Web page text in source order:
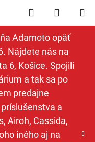
Adamoto opäť
Nájdete nás na
6, Košice. Spojili
a tak sa po
predajne
a
Airoh, Cassida,
iného aj na
Hľadať
KOŠÍK